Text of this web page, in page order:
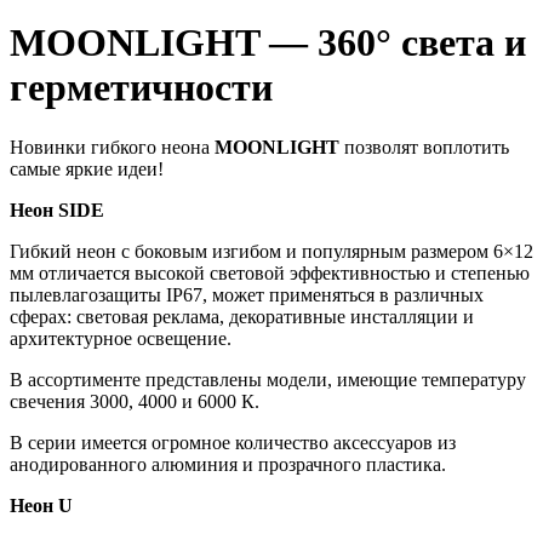
MOONLIGHT — 360° света и
герметичности
Новинки гибкого неона MOONLIGHT позволят воплотить
самые яркие идеи!
Неон SIDE
Гибкий неон с боковым изгибом и популярным размером 6×12
мм отличается высокой световой эффективностью и степенью
пылевлагозащиты IP67, может применяться в различных
сферах: световая реклама, декоративные инсталляции и
архитектурное освещение.
В ассортименте представлены модели, имеющие температуру
свечения 3000, 4000 и 6000 К.
В серии имеется огромное количество аксессуаров из
анодированного алюминия и прозрачного пластика.
Неон U